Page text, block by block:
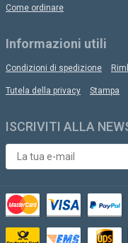
Come ordinare
Informazioni utili
Condizioni di spedizione
Tutela della privacy Stampa
ISCRIVITI ALLA